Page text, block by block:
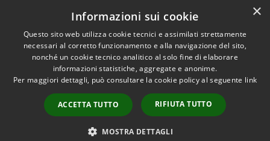
Dichiarazione di accessibilità
Accessibilità
Copyright © 2026 • Città di
Cornate d'Adda • Powered by
Municipium•
Accesso
redazione
×
Informazioni sui cookie
Questo sito web utilizza cookie tecnici e assimilati strettamente
necessari al corretto funzionamento e alla navigazione del sito,
nonché un cookie tecnico analitico al solo fine di elaborare
informazioni statistiche, aggregate e anonime.
Per maggiori dettagli, può consultare la cookie policy al seguente link
ACCETTA TUTTO RIFIUTA TUTTO
MOSTRA DETTAGLI